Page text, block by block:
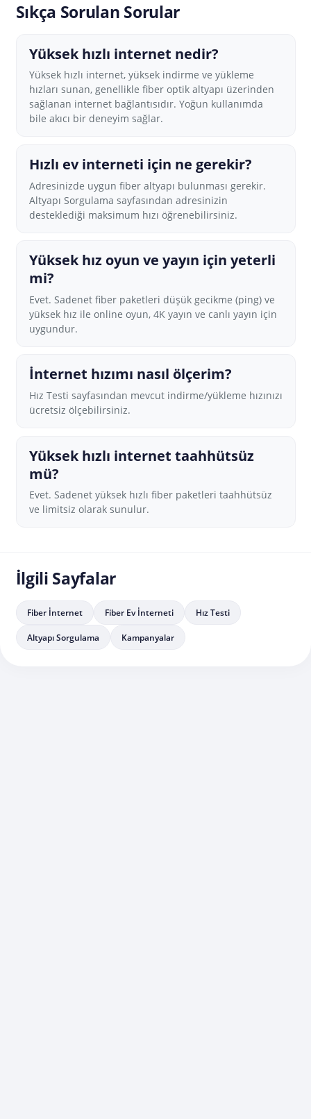
Sıkça Sorulan Sorular
Yüksek hızlı internet nedir?
Yüksek hızlı internet, yüksek indirme ve yükleme
hızları sunan, genellikle fiber optik altyapı üzerinden
sağlanan internet bağlantısıdır. Yoğun kullanımda
bile akıcı bir deneyim sağlar.
Hızlı ev interneti için ne gerekir?
Adresinizde uygun fiber altyapı bulunması gerekir.
Altyapı Sorgulama sayfasından adresinizin
desteklediği maksimum hızı öğrenebilirsiniz.
Yüksek hız oyun ve yayın için yeterli
mi?
Evet. Sadenet fiber paketleri düşük gecikme (ping) ve
yüksek hız ile online oyun, 4K yayın ve canlı yayın için
uygundur.
İnternet hızımı nasıl ölçerim?
Hız Testi sayfasından mevcut indirme/yükleme hızınızı
ücretsiz ölçebilirsiniz.
Yüksek hızlı internet taahhütsüz
mü?
Evet. Sadenet yüksek hızlı fiber paketleri taahhütsüz
ve limitsiz olarak sunulur.
İlgili Sayfalar
Fiber İnternet Fiber Ev İnterneti Hız Testi
Altyapı Sorgulama Kampanyalar